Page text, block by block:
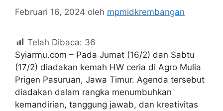
Februari 16, 2024 oleh mpmidkrembangan
Telah Dibaca: 36
Syiarmu.com – Pada Jumat (16/2) dan Sabtu
(17/2) diadakan kemah HW ceria di Agro Mulia
Prigen Pasuruan, Jawa Timur. Agenda tersebut
diadakan dalam rangka menumbuhkan
kemandirian, tanggung jawab, dan kreativitas